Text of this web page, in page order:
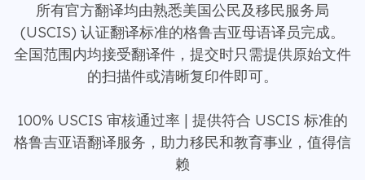
所有官方翻译均由熟悉美国公民及移民服务局
(USCIS) 认证翻译标准的格鲁吉亚母语译员完成。
全国范围内均接受翻译件，提交时只需提供原始文件
的扫描件或清晰复印件即可。
100% USCIS 审核通过率 | 提供符合 USCIS 标准的
格鲁吉亚语翻译服务，助力移民和教育事业，值得信
赖